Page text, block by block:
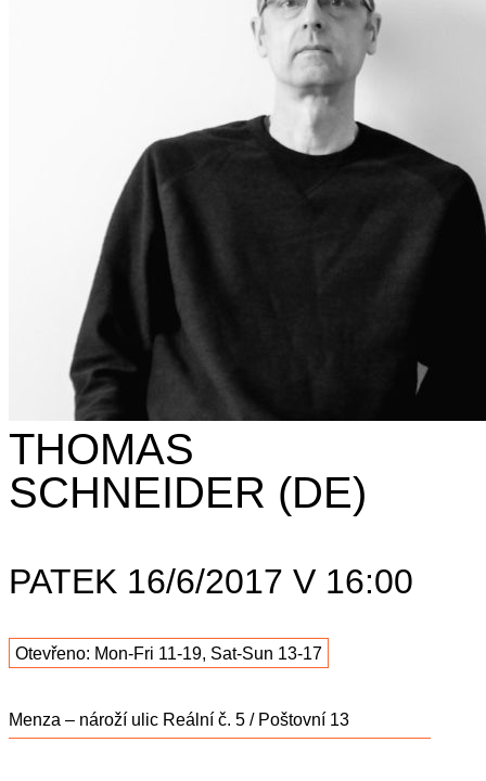
THOMAS
SCHNEIDER (DE)
PATEK 16/6/2017 V 16:00
Otevřeno: Mon-Fri 11-19, Sat-Sun 13-17
Menza – nároží ulic Reální č. 5 / Poštovní 13